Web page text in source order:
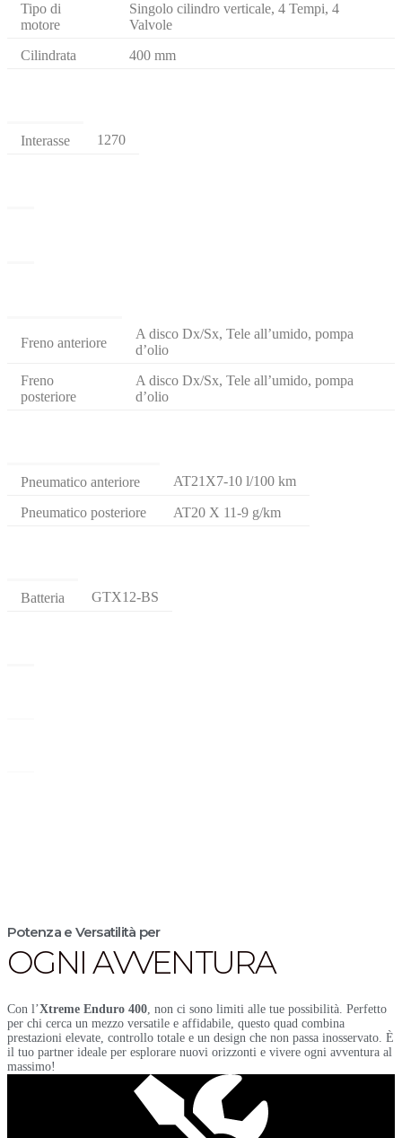
Tipo di
motore
Singolo cilindro verticale, 4 Tempi, 4
Valvole
Cilindrata
400 mm
Interasse 1270
Freno anteriore
A disco Dx/Sx, Tele all’umido, pompa
d’olio
Freno
posteriore
A disco Dx/Sx, Tele all’umido, pompa
d’olio
Pneumatico anteriore AT21X7-10 l/100 km
Pneumatico posteriore AT20 X 11-9 g/km
Batteria GTX12-BS
Potenza e Versatilità per
OGNI AVVENTURA
Con l’Xtreme Enduro 400, non ci sono limiti alle tue possibilità. Perfetto
per chi cerca un mezzo versatile e affidabile, questo quad combina
prestazioni elevate, controllo totale e un design che non passa inosservato. È
il tuo partner ideale per esplorare nuovi orizzonti e vivere ogni avventura al
massimo!